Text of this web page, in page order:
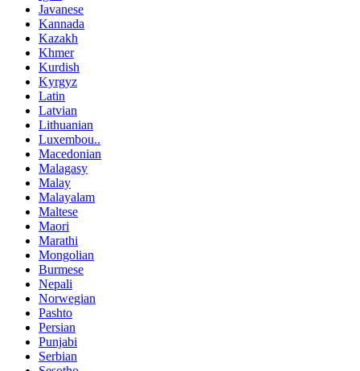
Javanese
Kannada
Kazakh
Khmer
Kurdish
Kyrgyz
Latin
Latvian
Lithuanian
Luxembou..
Macedonian
Malagasy
Malay
Malayalam
Maltese
Maori
Marathi
Mongolian
Burmese
Nepali
Norwegian
Pashto
Persian
Punjabi
Serbian